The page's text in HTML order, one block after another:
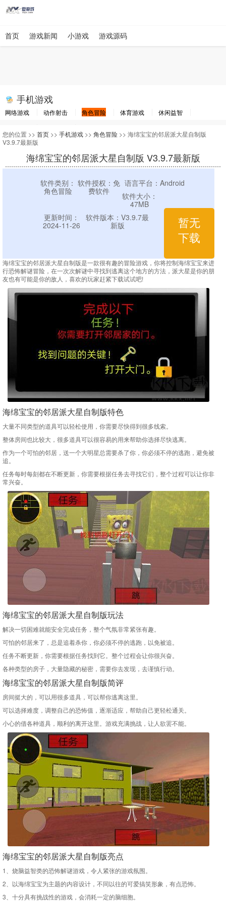
首页 游戏新闻 小游戏 游戏源码
手机游戏
网络游戏 动作射击 角色冒险 体育游戏
休闲益智
您的位置 >> 首页 >> 手机游戏 >> 角色冒险 >> 海绵宝宝的邻居派大星自制版
V3.9.7最新版
海绵宝宝的邻居派大星自制版 V3.9.7最新版
软件类别：
角色冒险
软件授权：免
费软件
语言平台：Android
软件大小：
47MB
更新时间：
2024-11-26
软件版本：V3.9.7最
新版
暂无
下载
海绵宝宝的邻居派大星自制版是一款很有趣的冒险游戏，你将控制海绵宝宝来进
行恐怖解谜冒险，在一次次解谜中寻找到逃离这个地方的方法，派大星是你的朋
友也有可能是你的敌人，喜欢的玩家赶紧下载试试吧!
海绵宝宝的邻居派大星自制版特色
大量不同类型的道具可以轻松使用，你需要尽快得到很多线索。
整体房间也比较大，很多道具可以很容易的用来帮助你选择尽快逃离。
作为一个可怕的邻居，送一个大明星总需要杀了你，你必须不停的逃跑，避免被
追。
任务每时每刻都在不断更新，你需要根据任务去寻找它们，整个过程可以让你非
常兴奋。
海绵宝宝的邻居派大星自制版玩法
解决一切困难就能安全完成任务，整个气氛非常紧张有趣。
可怕的邻居来了，总是追着杀你，你必须不停的逃跑，以免被追。
任务不断更新，你需要根据任务找到它。整个过程会让你很兴奋。
各种类型的房子，大量隐藏的秘密，需要你去发现，去谨慎行动。
海绵宝宝的邻居派大星自制版简评
房间挺大的，可以用很多道具，可以帮你逃离这里。
可以选择难度，调整自己的恐怖值，逐渐适应，帮助自己更轻松通关。
小心的借各种道具，顺利的离开这里。游戏充满挑战，让人欲罢不能。
海绵宝宝的邻居派大星自制版亮点
1、烧脑益智类的恐怖解谜游戏，令人紧张的游戏氛围。
2、以海绵宝宝为主题的内容设计，不同以往的可爱搞笑形象，有点恐怖。
3、十分具有挑战性的游戏，会消耗一定的脑细胞。